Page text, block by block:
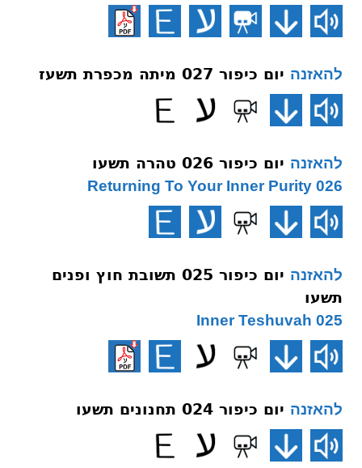
להאזנה יום כיפור 027 מיתה מכפרת תשעז
להאזנה יום כיפור 026 טהרה תשעו
026 Returning To Your Inner Purity
להאזנה
יום כיפור 025 תשובת חוץ ופנים
תשעו
025 Inner Teshuvah
להאזנה יום כיפור 024 תחנונים תשעו